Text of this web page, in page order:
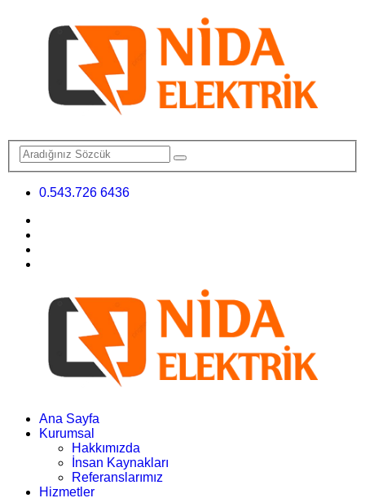
0.543.726 6436
Ana Sayfa
Kurumsal
Hakkımızda
İnsan Kaynakları
Referanslarımız
Hizmetler